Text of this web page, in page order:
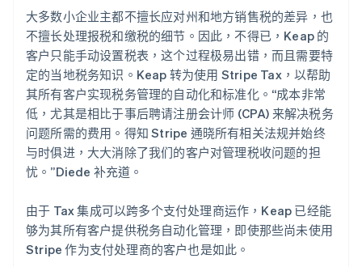
大多数小企业主都不擅长应对州和地方销售税的差异，也
不擅长处理报税和缴税的细节。因此，不得已，Keap 的
客户只能手动设置税表，这个过程极易出错，而且需要特
定的当地税务知识。Keap 转为使用 Stripe Tax，以帮助
其所有客户实现税务管理的自动化和标准化。“成本非常
低，尤其是相比于事后聘请注册会计师 (CPA) 来解决税务
问题所需的费用。得知 Stripe 通晓所有相关法规并始终
与时俱进，大大消除了我们的客户对管理税收问题的担
忧。”Diede 补充道。
由于 Tax 集成可以跨多个支付处理商运作，Keap 已经能
够为其所有客户提供税务自动化管理，即使那些尚未使用
Stripe 作为支付处理商的客户也是如此。